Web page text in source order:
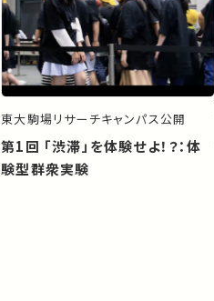
東大駒場リサーチキャンパス公開
第1回 「渋滞」を体験せよ！？：体
験型群衆実験